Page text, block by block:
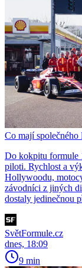
Co mají
Do kokpitu formule
piloti. Rychlost a
Hollywoodu,
závodníci z jiných
dostaly jedinečnou
SvětFormule.cz
dnes, 18:09
9 min